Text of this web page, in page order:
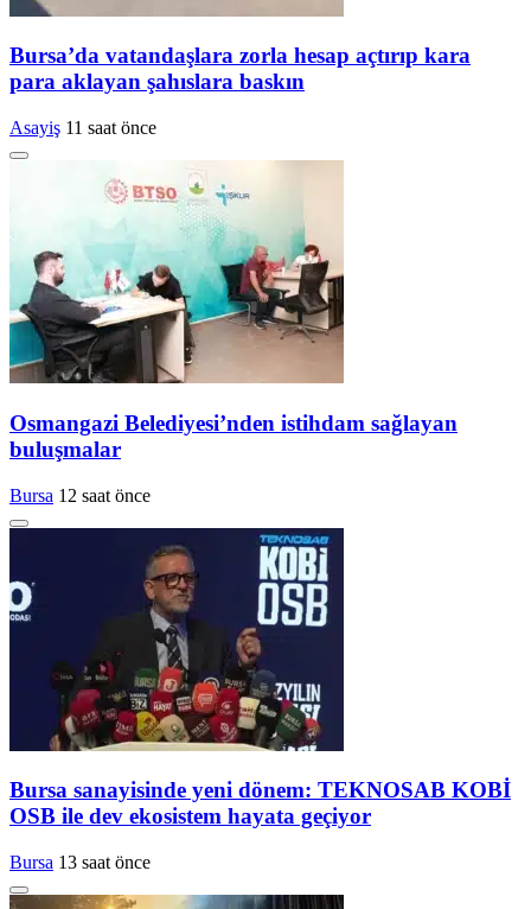
Bursa’da vatandaşlara zorla hesap açtırıp kara
para aklayan şahıslara baskın
Asayiş 11 saat önce
Osmangazi Belediyesi’nden istihdam sağlayan
buluşmalar
Bursa 12 saat önce
Bursa sanayisinde yeni dönem: TEKNOSAB KOBİ
OSB ile dev ekosistem hayata geçiyor
Bursa 13 saat önce